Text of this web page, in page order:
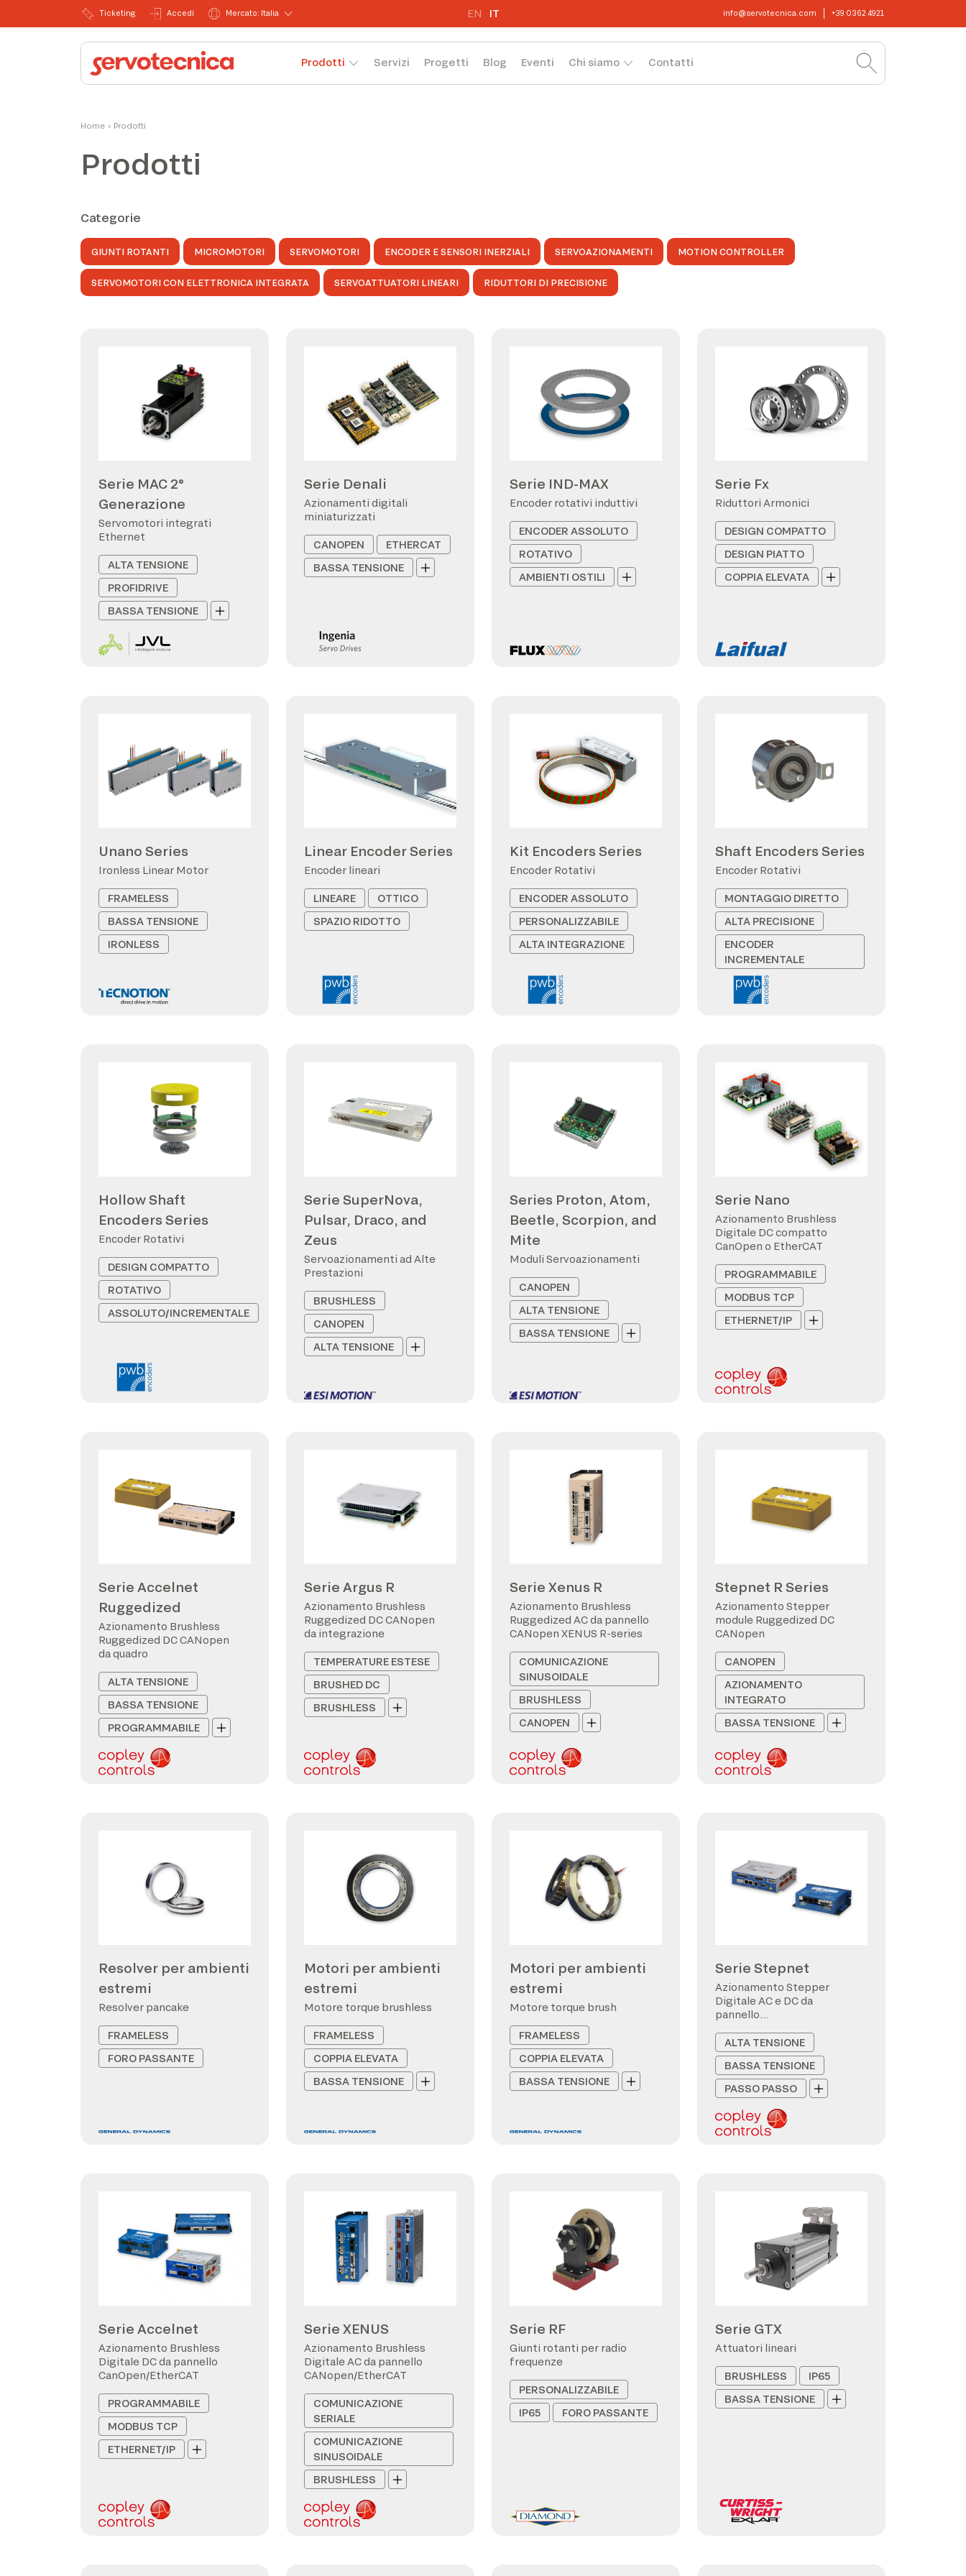
Ticketing Accedi Mercato: Italia EN IT info@servotecnica.com +39 0362 4921
Prodotti Servizi Progetti Blog Eventi Chi siamo Contatti
Home › Prodotti
Prodotti
Categorie
GIUNTI ROTANTI MICROMOTORI SERVOMOTORI ENCODER E SENSORI INERZIALI SERVOAZIONAMENTI MOTION CONTROLLER
SERVOMOTORI CON ELETTRONICA INTEGRATA SERVOATTUATORI LINEARI RIDUTTORI DI PRECISIONE
Serie MAC 2°
Generazione
Servomotori integrati
Ethernet
ALTA TENSIONE
PROFIDRIVE
BASSA TENSIONE
Serie Denali
Azionamenti digitali
miniaturizzati
CANOPEN
ETHERCAT
BASSA TENSIONE
Serie IND-MAX
Encoder rotativi induttivi
ENCODER ASSOLUTO
ROTATIVO
AMBIENTI OSTILI
Serie Fx
Riduttori Armonici
DESIGN COMPATTO
DESIGN PIATTO
COPPIA ELEVATA
Unano Series
Ironless Linear Motor
FRAMELESS
BASSA TENSIONE
IRONLESS
Linear Encoder Series
Encoder lineari
LINEARE
OTTICO
SPAZIO RIDOTTO
Kit Encoders Series
Encoder Rotativi
ENCODER ASSOLUTO
PERSONALIZZABILE
ALTA INTEGRAZIONE
Shaft Encoders Series
Encoder Rotativi
MONTAGGIO DIRETTO
ALTA PRECISIONE
ENCODER
INCREMENTALE
Hollow Shaft
Encoders Series
Encoder Rotativi
DESIGN COMPATTO
ROTATIVO
ASSOLUTO/INCREMENTALE
Serie SuperNova,
Pulsar, Draco, and
Zeus
Servoazionamenti ad Alte
Prestazioni
BRUSHLESS
CANOPEN
ALTA TENSIONE
Series Proton, Atom,
Beetle, Scorpion, and
Mite
Moduli Servoazionamenti
CANOPEN
ALTA TENSIONE
BASSA TENSIONE
Serie Nano
Azionamento Brushless
Digitale DC compatto
CanOpen o EtherCAT
PROGRAMMABILE
MODBUS TCP
ETHERNET/IP
Serie Accelnet
Ruggedized
Azionamento Brushless
Ruggedized DC CANopen
da quadro
ALTA TENSIONE
BASSA TENSIONE
PROGRAMMABILE
Serie Argus R
Azionamento Brushless
Ruggedized DC CANopen
da integrazione
TEMPERATURE ESTESE
BRUSHED DC
BRUSHLESS
Serie Xenus R
Azionamento Brushless
Ruggedized AC da pannello
CANopen XENUS R-series
COMUNICAZIONE
SINUSOIDALE
BRUSHLESS
CANOPEN
Stepnet R Series
Azionamento Stepper
module Ruggedized DC
CANopen
CANOPEN
AZIONAMENTO
INTEGRATO
BASSA TENSIONE
Resolver per ambienti
estremi
Resolver pancake
FRAMELESS
FORO PASSANTE
Motori per ambienti
estremi
Motore torque brushless
FRAMELESS
COPPIA ELEVATA
BASSA TENSIONE
Motori per ambienti
estremi
Motore torque brush
FRAMELESS
COPPIA ELEVATA
BASSA TENSIONE
Serie Stepnet
Azionamento Stepper
Digitale AC e DC da
pannello
ALTA TENSIONE
BASSA TENSIONE
PASSO PASSO
Serie Accelnet
Azionamento Brushless
Digitale DC da pannello
CanOpen/EtherCAT
PROGRAMMABILE
MODBUS TCP
ETHERNET/IP
Serie XENUS
Azionamento Brushless
Digitale AC da pannello
CANopen/EtherCAT
COMUNICAZIONE
SERIALE
COMUNICAZIONE
SINUSOIDALE
BRUSHLESS
Serie RF
Giunti rotanti per radio
frequenze
PERSONALIZZABILE
IP65
FORO PASSANTE
Serie GTX
Attuatori lineari
BRUSHLESS
IP65
BASSA TENSIONE